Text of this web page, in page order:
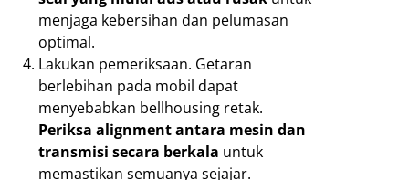
menjaga kebersihan dan pelumasan
optimal.
Lakukan pemeriksaan. Getaran
berlebihan pada mobil dapat
menyebabkan bellhousing retak.
Periksa alignment antara mesin dan
transmisi secara berkala untuk
memastikan semuanya sejajar.